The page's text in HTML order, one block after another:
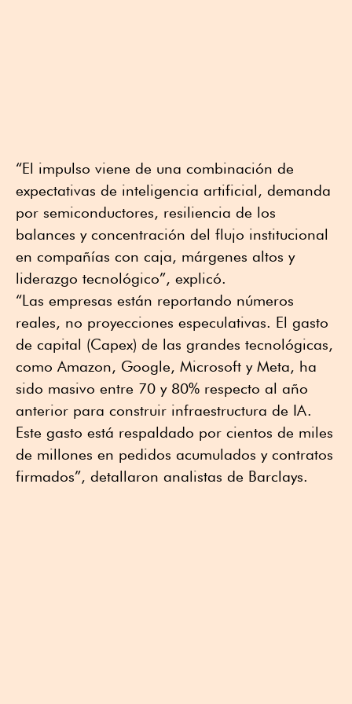
“El impulso viene de una combinación de
expectativas de inteligencia artificial, demanda
por semiconductores, resiliencia de los
balances y concentración del flujo institucional
en compañías con caja, márgenes altos y
liderazgo tecnológico”, explicó.
“Las empresas están reportando números
reales, no proyecciones especulativas. El gasto
de capital (Capex) de las grandes tecnológicas,
como Amazon, Google, Microsoft y Meta, ha
sido masivo entre 70 y 80% respecto al año
anterior para construir infraestructura de IA.
Este gasto está respaldado por cientos de miles
de millones en pedidos acumulados y contratos
firmados”, detallaron analistas de Barclays.